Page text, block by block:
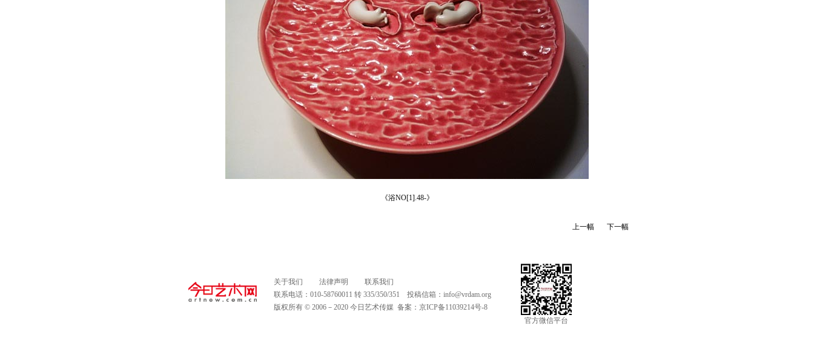
《浴NO[1].48-》
上一幅 下一幅
关于我们 法律声明
联系我们
联系电话：010-58760011 转 335/350/351 投稿信箱： info@vrdam.org
版权所有 © 2006－2020 今日艺术传媒 备案： 京ICP备11039214号-8
官方微信平台